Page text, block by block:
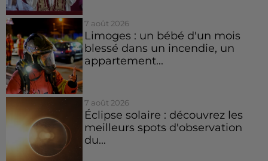
7 août 2026
Limoges : un bébé d'un mois
blessé dans un incendie, un
appartement...
7 août 2026
Éclipse solaire : découvrez les
meilleurs spots d'observation
du...